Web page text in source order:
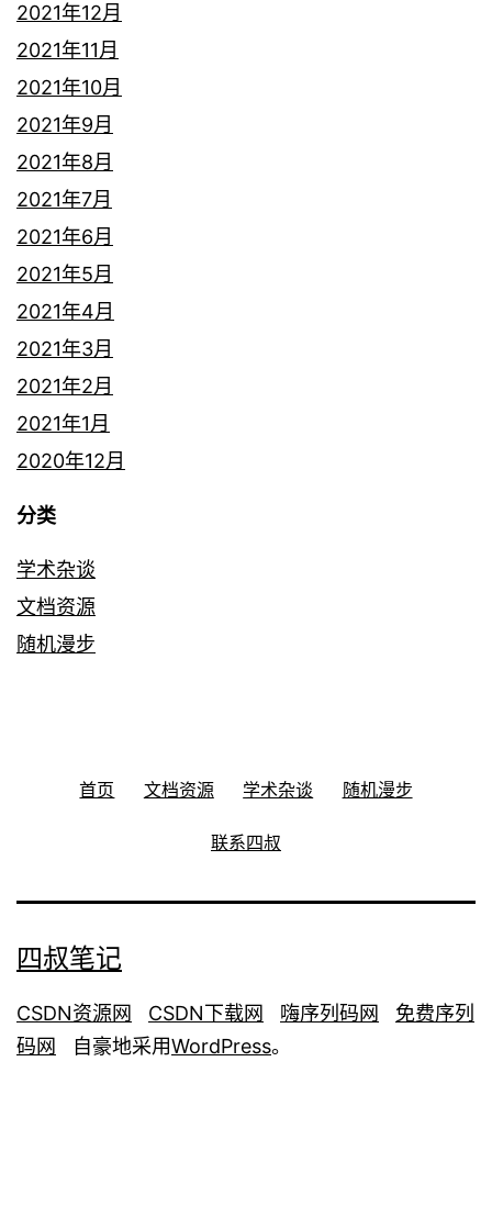
2021年12月
2021年11月
2021年10月
2021年9月
2021年8月
2021年7月
2021年6月
2021年5月
2021年4月
2021年3月
2021年2月
2021年1月
2020年12月
分类
学术杂谈
文档资源
随机漫步
首页 文档资源 学术杂谈 随机漫步
联系四叔
四叔笔记
CSDN资源网 CSDN下载网 嗨序列码网
免费序列
码网 自豪地采用WordPress。